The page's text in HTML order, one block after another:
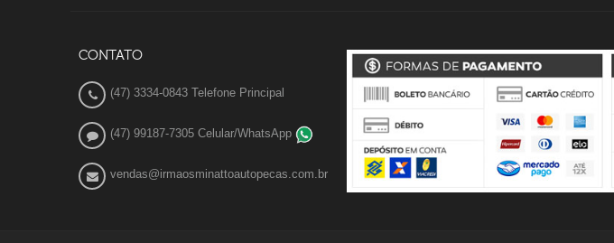
CONTATO
(47) 3334-0843 Telefone Principal
(47) 99187-7305 Celular/WhatsApp
vendas@irmaosminattoautopecas.com.br